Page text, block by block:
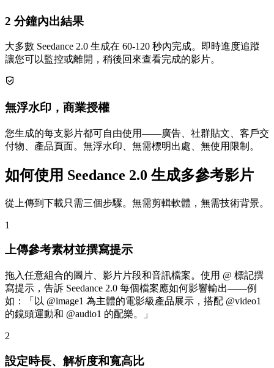
2 分鐘內出結果
大多數 Seedance 2.0 生成在 60-120 秒內完成。即時進度追蹤
讓您可以監控或離開，稍後回來查看完成的影片。
無浮水印，商業授權
您生成的每支影片都可自由使用——廣告、社群貼文、客戶交
付物、產品頁面。無浮水印、無需標明出處、無使用限制。
如何使用 Seedance 2.0 生成多參考影片
從上傳到下載只需三個步驟。無需剪輯軟體，無需技術背景。
1
上傳參考素材並撰寫提示
拖入任意組合的圖片、影片片段和音訊檔案。使用 @ 標記撰
寫提示，告訴 Seedance 2.0 每個檔案應如何影響輸出——例
如：「以 @image1 為主體的電影級產品展示，搭配 @video1
的鏡頭運動和 @audio1 的配樂。」
2
設定時長、解析度和寬高比